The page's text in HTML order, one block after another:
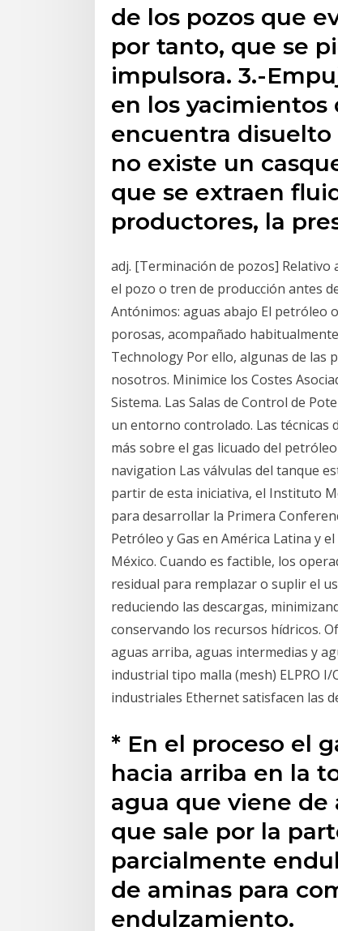
de los pozos que
por tanto, que se
impulsora. 3.-
en los yacimientos
encuentra
no existe un
que se extraen
productores, la
adj. [Terminación de pozos]
el pozo o tren de producción antes
Antónimos: aguas abajo El petróleo
porosas, acompañado
Technology Por ello, algunas de las
nosotros. Minimice los Costes
Sistema. Las Salas de Control de
un entorno controlado. Las técnicas
más sobre el gas licuado del
navigation Las válvulas del tanque
partir de esta iniciativa, el Instituto
para desarrollar la Primera
Petróleo y Gas en América Latina y
México. Cuando es factible, los
residual para remplazar o suplir el
reduciendo las descargas,
conservando los recursos hídricos.
aguas arriba, aguas intermedias y
industrial tipo malla (mesh) ELPRO
industriales Ethernet satisfacen las
* En el proceso el
hacia arriba en la
agua que viene de
que sale por la
parcialmente
de aminas para
endulzamiento.